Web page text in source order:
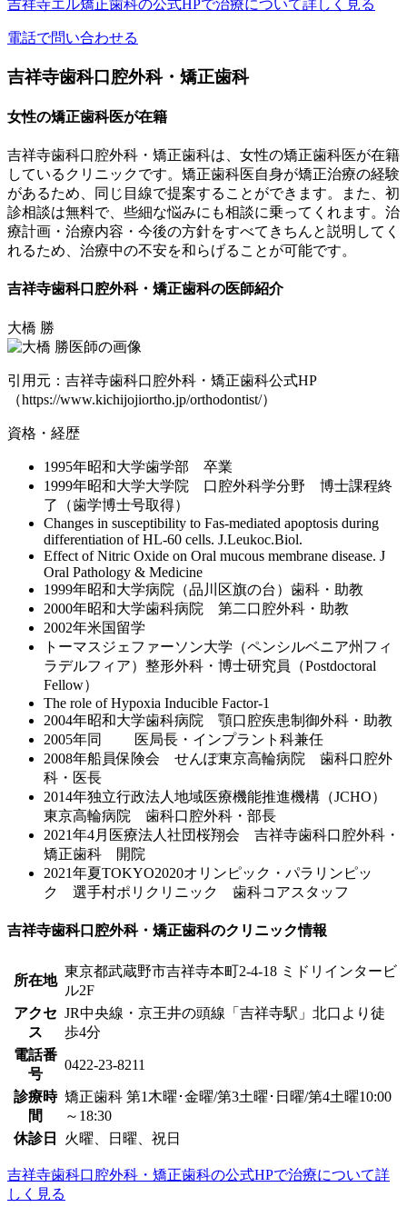
吉祥寺エル矯正歯科の公式HPで治療について詳しく見る
電話で問い合わせる
吉祥寺歯科口腔外科・矯正歯科
女性の矯正歯科医が在籍
吉祥寺歯科口腔外科・矯正歯科は、 女性の矯正歯科医が在籍
しているクリニックです。矯正歯科医自身が矯正治療の経験
があるため、同じ目線で提案することができます。また、初
診相談は無料で、些細な悩みにも相談に乗ってくれます。治
療計画・治療内容・今後の方針をすべてきちんと説明してく
れるため、治療中の不安を和らげることが可能です。
吉祥寺歯科口腔外科・矯正歯科の医師紹介
大橋 勝
引用元：吉祥寺歯科口腔外科・矯正歯科公式HP
（https://www.kichijojiortho.jp/orthodontist/）
資格・経歴
1995年昭和大学歯学部 卒業
1999年昭和大学大学院 口腔外科学分野 博士課程終
了（歯学博士号取得）
Changes in susceptibility to Fas-mediated apoptosis during
differentiation of HL-60 cells. J.Leukoc.Biol.
Effect of Nitric Oxide on Oral mucous membrane disease. J
Oral Pathology & Medicine
1999年昭和大学病院（品川区旗の台）歯科・助教
2000年昭和大学歯科病院 第二口腔外科・助教
2002年米国留学
トーマスジェファーソン大学（ペンシルベニア州フィ
ラデルフィア）整形外科・博士研究員（Postdoctoral
Fellow）
The role of Hypoxia Inducible Factor-1
2004年昭和大学歯科病院 顎口腔疾患制御外科・助教
2005年同 医局長・インプラント科兼任
2008年船員保険会 せんぽ東京高輪病院 歯科口腔外
科・医長
2014年独立行政法人地域医療機能推進機構（JCHO）
東京高輪病院 歯科口腔外科・部長
2021年4月医療法人社団桜翔会 吉祥寺歯科口腔外科・
矯正歯科 開院
2021年夏TOKYO2020オリンピック・パラリンピッ
ク 選手村ポリクリニック 歯科コアスタッフ
吉祥寺歯科口腔外科・矯正歯科のクリニック情報
所在地
東京都武蔵野市吉祥寺本町2-4-18 ミドリインタービ
ル2F
アクセ
ス
JR中央線・京王井の頭線「吉祥寺駅」北口より徒
歩4分
電話番
号
0422-23-8211
診療時
間
矯正歯科 第1木曜･金曜/第3土曜･日曜/第4土曜10:00
～18:30
休診日
火曜、日曜、祝日
吉祥寺歯科口腔外科・矯正歯科の公式HPで治療について詳
しく見る